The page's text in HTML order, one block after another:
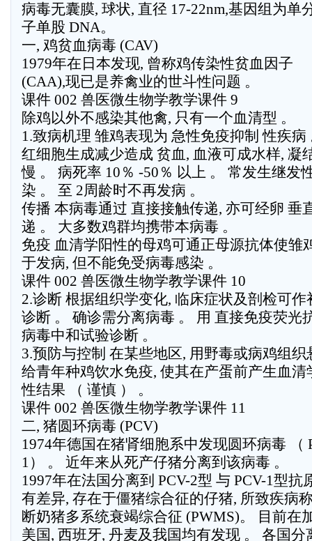
病毒无囊膜, 球状, 直径 17-22nm,基因组为单
子单股 DNA。
一, 鸡贫血病毒 (CAV)
1979年在日本发现, 曾称鸡传染性贫血因子
(CAA),现已是养禽业的世斗性问题 。
课件 002 兽医微生物学教学课件 9
除鸡以外不感染其他禽, 只有一个血清型 。
1.致病机理 雏鸡表现为 急性免疫抑制 性疾病
红细胞生成减少造成 贫血, 血液可成水样, 凝
慢 。 病死率 10％ -50％ 以上 。 常发生继发
染 。 至 2周龄时不再发病 。
传播 本病毒通过 直接接触传递, 亦可经卵 垂
递 。 大多数鸡群均携带本病毒 。
免疫 血清学阳性的母鸡可通正母源抗体使雏
于发病, 但不能免受病毒感染 。
课件 002 兽医微生物学教学课件 10
2.诊断 根据组织学变化, 临床症状及剖检可作
诊断 。 确诊需分离病毒 。 用 直接免疫荧光
病毒中和试验诊断 。
3.预防与控制 在某些地区, 用野毒或病鸡组织
给青年种鸡饮水免疫, 使其在产蛋前产生血清
性结果 （ 谨慎 ） 。
课件 002 兽医微生物学教学课件 11
二, 猪圆环病毒 (PCV)
1974年德国在猪肾细胞系中发现圆环病毒 （
1） 。 近年来从死产仔猪分离到该病毒 。
1997年在法国分离到 PCV-2型 与 PCV-1型抗
有差异, 存在于僵猪综合征的仔猪, 所致疾病
断奶猪多系统衰竭综合征 (PWMS)。 目前在
美国, 西班牙, 丹麦及我国均有发现 。 各国分